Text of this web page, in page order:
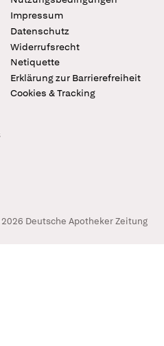
Impressum
Datenschutz
Widerrufsrecht
Netiquette
Erklärung zur Barrierefreiheit
Cookies & Tracking
Deutsche Apotheker Zeitung